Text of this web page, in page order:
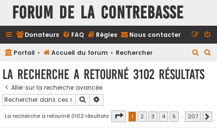
FORUM DE LA CONTREBASSE
Donateurs FAQ Règles Nous contacter
Portail Accueil du forum Rechercher
c
La recherche a retourné 3102 résultats
Aller sur la recherche avancée
Rechercher
La recherche a retourné 3102 résultats Page 1sur207
1 2 3 4 5 … 207